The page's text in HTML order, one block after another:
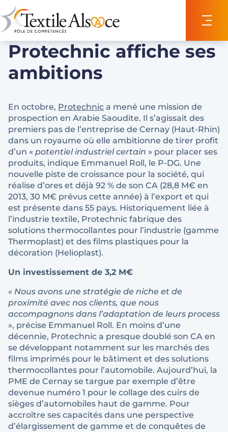
Protechnic affiche ses
ambitions
En octobre, Protechnic a mené une mission de
prospection en Arabie Saoudite. Il s’agissait des
premiers pas de l’entreprise de Cernay (Haut-Rhin)
dans un royaume où elle ambitionne de tirer profit
d’un « potentiel industriel certain » pour placer ses
produits, indique Emmanuel Roll, le P-DG. Une
nouvelle piste de croissance pour la société, qui
réalise d’ores et déjà 92 % de son CA (28,8 M€ en
2013, 30 M€ prévus cette année) à l’export et qui
est présente dans 55 pays. Historiquement liée à
l’industrie textile, Protechnic fabrique des
solutions thermocollantes pour l’industrie (gamme
Thermoplast) et des films plastiques pour la
décoration (Helioplast).
Un investissement de 3,2 M€
« Nous avons une stratégie de niche et de
proximité avec nos clients, que nous
accompagnons dans l’adaptation de leurs process
», précise Emmanuel Roll. En moins d’une
décennie, Protechnic a presque doublé son CA en
se développant notamment sur les marchés des
films imprimés pour le bâtiment et des solutions
thermocollantes pour l’automobile. Aujourd’hui, la
PME de Cernay se targue par exemple d’être
devenue numéro 1 pour le collage des cuirs de
sièges d’automobiles haut de gamme. Pour
accroître ses capacités dans une perspective
d’élargissement de gamme et de conquêtes de
Panneau de gestion des cookies